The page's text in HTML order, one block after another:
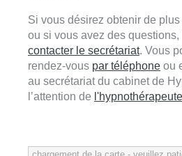
Si vous désirez obtenir de
ou si vous avez des questions,
contacter le secrétariat. Vous
rendez-vous par téléphone ou
au secrétariat du cabinet de
l’attention de